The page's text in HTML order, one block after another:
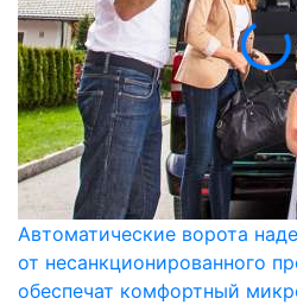
Автоматические ворота
от несанкционированного
обеспечат комфортный